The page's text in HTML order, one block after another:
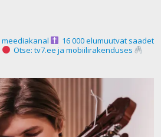
16 000 elumuutvat saadet
Otse: tv7.ee ja mobiilirakenduses